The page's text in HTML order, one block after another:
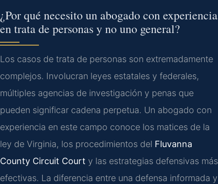
¿Por qué necesito un abogado con experiencia
en trata de personas y no uno general?
Los casos de trata de personas son extremadamente
complejos. Involucran leyes estatales y federales,
múltiples agencias de investigación y penas que
pueden significar cadena perpetua. Un abogado con
experiencia en este campo conoce los matices de la
ley de Virginia, los procedimientos del Fluvanna
County Circuit Court y las estrategias defensivas más
efectivas. La diferencia entre una defensa informada y